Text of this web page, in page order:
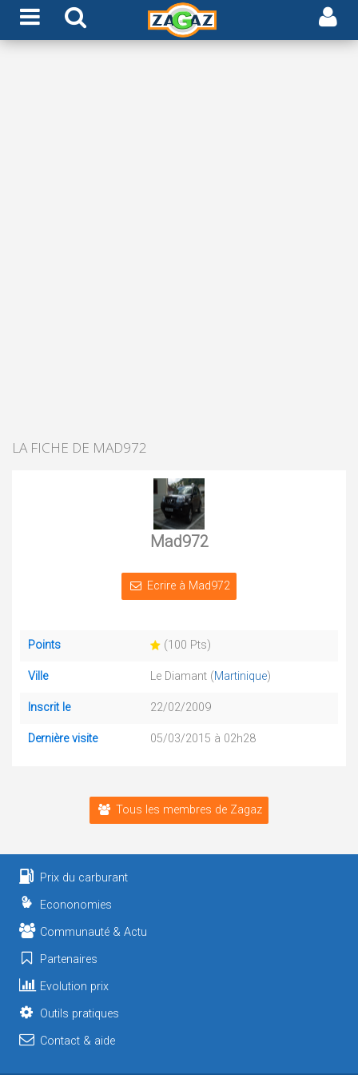
LA FICHE DE MAD972
Mad972
Ecrire à Mad972
Points (100 Pts)
Ville Le Diamant (Martinique)
Inscrit le 22/02/2009
Dernière visite 05/03/2015 à 02h28
Tous les membres de Zagaz
Prix du carburant
Econonomies
Communauté & Actu
Partenaires
Evolution prix
Outils pratiques
Contact & aide